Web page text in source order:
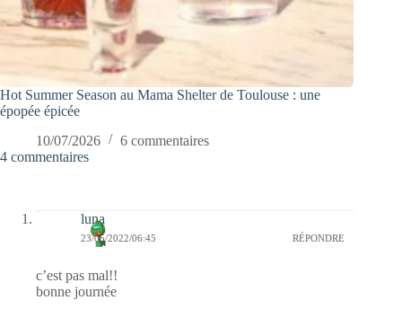
Hot Summer Season au Mama Shelter de Toulouse : une
épopée épicée
10/07/2026
6 commentaires
4 commentaires
luna
23/05/2022/06:45 RÉPONDRE
c’est pas mal!!
bonne journée